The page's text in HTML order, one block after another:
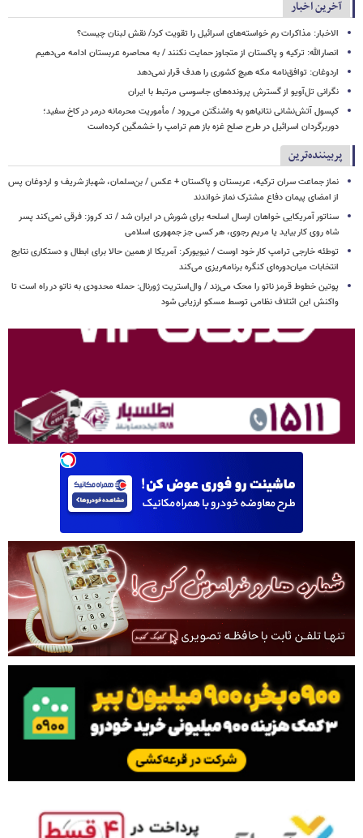
آخرین اخبار
الاخبار: مذاکرات رم خواسته‌های اسرائیل را تقویت کرد/ نقش لبنان چیست؟
انصارالله: ترکیه و پاکستان از متجاوز حمایت نکنند / به محاصره عربستان ادامه می‌دهیم
اردوغان: توافق‌نامه مکه هیچ کشوری را هدف قرار نمی‌دهد
نگرانی تل‌آویو از گسترش پرونده‌های جاسوسی مرتبط با ایران
کپسول آتش‌نشانی نتانیاهو به واشنگتن می‌رود / مأموریت محرمانه درمر در کاخ سفید؛
دوربرگردان اسرائیل در طرح صلح غزه باز هم ترامپ را خشمگین کرده‌است
پربیننده‌ترین
نماز جماعت سران ترکیه، عربستان و پاکستان + عکس / بن‌سلمان، شهباز شریف و اردوغان پس
از امضای پیمان دفاع مشترک نماز خواندند
سناتور آمریکایی خواهان ارسال اسلحه برای شورش در ایران شد / تد کروز: فرقی نمی‌کند پسر
شاه روی کار بیاید یا مریم رجوی، هر کسی جز جمهوری اسلامی
توطئه خارجی ترامپ کار خود اوست / نیویورکر: آمریکا از همین حالا برای ابطال و دستکاری نتایج
انتخابات میان‌دوره‌ای کنگره برنامه‌ریزی می‌کند
پوتین خطوط قرمز ناتو را محک می‌زند / وال‌استریت ژورنال: حمله محدودی به ناتو در راه است تا
واکنش این ائتلاف نظامی توسط مسکو ارزیابی شود